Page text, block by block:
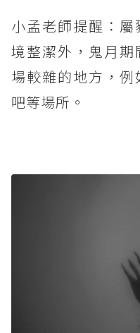
小孟老師提醒：
境整潔外，鬼月
場較雜的地方，
吧等場所。